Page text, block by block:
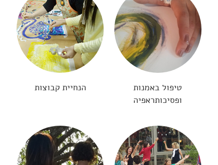
טיפול באמנות
ופסיכותראפיה
הנחיית קבוצות